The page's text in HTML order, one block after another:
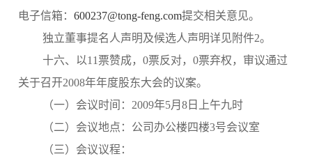
电子信箱：600237@tong-feng.com提交相关意见。
独立董事提名人声明及候选人声明详见附件2。
十六、以11票赞成，0票反对，0票弃权，审议通过
关于召开2008年年度股东大会的议案。
（一）会议时间：2009年5月8日上午九时
（二）会议地点：公司办公楼四楼3号会议室
（三）会议议程：